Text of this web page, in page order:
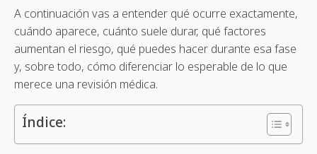
A continuación vas a entender qué ocurre exactamente,
cuándo aparece, cuánto suele durar, qué factores
aumentan el riesgo, qué puedes hacer durante esa fase
y, sobre todo, cómo diferenciar lo esperable de lo que
merece una revisión médica.
Índice: